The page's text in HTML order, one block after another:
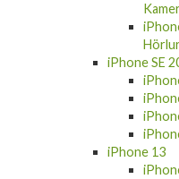
iPhone SE
iPhone 13